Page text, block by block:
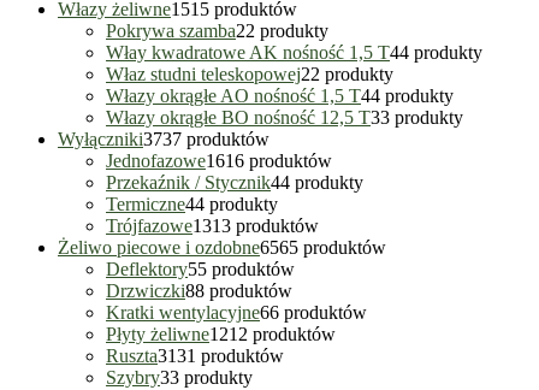
Włazy żeliwne1515 produktów
Pokrywa szamba22 produkty
Włay kwadratowe AK nośność 1,5 T44 produkty
Właz studni teleskopowej22 produkty
Włazy okrągłe AO nośność 1,5 T44 produkty
Włazy okrągłe BO nośność 12,5 T33 produkty
Wyłączniki3737 produktów
Jednofazowe1616 produktów
Przekaźnik / Stycznik44 produkty
Termiczne44 produkty
Trójfazowe1313 produktów
Żeliwo piecowe i ozdobne6565 produktów
Deflektory55 produktów
Drzwiczki88 produktów
Kratki wentylacyjne66 produktów
Płyty żeliwne1212 produktów
Ruszta3131 produktów
Szybry33 produkty